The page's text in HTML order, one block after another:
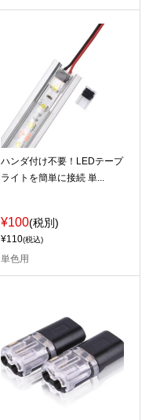
ハンダ付け不要！LEDテープ
ライトを簡単に接続 単...
¥100(税別)
¥110(税込)
単色用